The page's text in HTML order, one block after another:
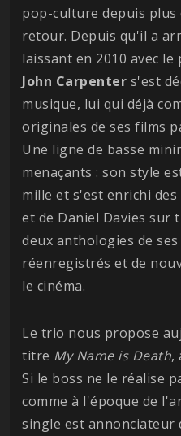
pop-culture depuis plus
retour. Depuis qu'il a
laissant en 2010 avec
John Carpenter s'est
musique, lui qui déjà
originales de ses films
Une ligne de basse
menaçants : son style
mille et s'est enrichi
et de Daniel Davies sur
deux anthologies de
réenregistrés et de
le cinéma.
Le trio nous propose
titre My Name is Death,
Si le boss ne le réalise
comme à l'époque de
single est annonciateur